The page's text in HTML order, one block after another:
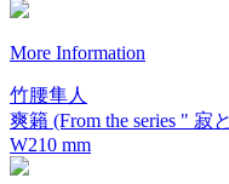
More Information
竹腰隼人
爽籟 (From the series " 寂
W210 mm